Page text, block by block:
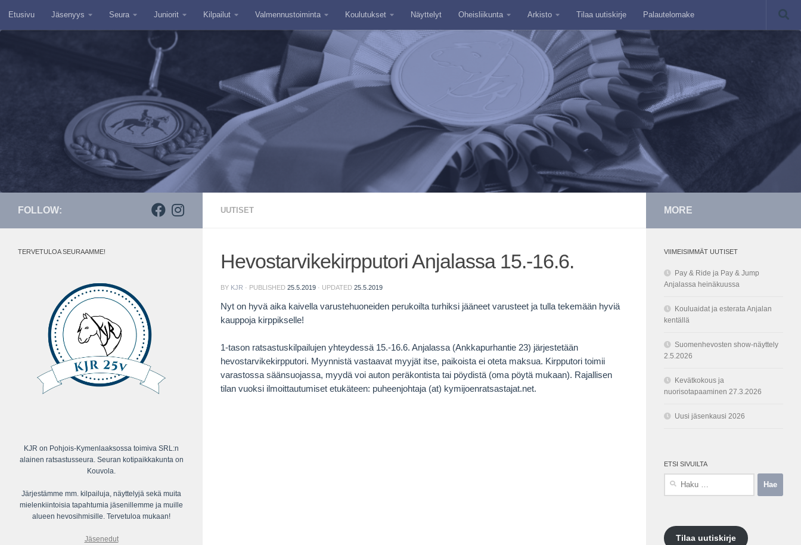
Skip to content
Etusivu Jäsenyys Seura Juniorit Kilpailut Valmennustoiminta Koulutukset Näyttelyt Oheisliikunta Arkisto Tilaa uutiskirje Palautelomake
UUTISET
Hevostarvikekirpputori Anjalassa 15.-16.6.
BY KJR · PUBLISHED 25.5.2019 · UPDATED 25.5.2019
Nyt on hyvä aika kaivella varustehuoneiden perukoilta turhiksi jääneet varusteet ja tulla tekemään hyviä
kauppoja kirppikselle!
1-tason ratsastuskilpailujen yhteydessä 15.-16.6. Anjalassa (Ankkapurhantie 23) järjestetään
hevostarvikekirpputori. Myynnistä vastaavat myyjät itse, paikoista ei oteta maksua. Kirpputori toimii
varastossa säänsuojassa, myydä voi auton peräkontista tai pöydistä (oma pöytä mukaan). Rajallisen
tilan vuoksi ilmoittautumiset etukäteen: puheenjohtaja (at) kymijoenratsastajat.net.
FOLLOW:
TERVETULOA SEURAAMME!
KJR on Pohjois-Kymenlaaksossa toimiva SRL:n
alainen ratsastusseura. Seuran kotipaikkakunta on
Kouvola.
Järjestämme mm. kilpailuja, näyttelyjä sekä muita
mielenkiintoisia tapahtumia jäsenillemme ja muille
alueen hevosihmisille. Tervetuloa mukaan!
Jäsenedut
MORE
VIIMEISIMMÄT UUTISET
Pay & Ride ja Pay & Jump
Anjalassa heinäkuussa
Kouluaidat ja esterata Anjalan
kentällä
Suomenhevosten show-näyttely
2.5.2026
Kevätkokous ja
nuorisotapaaminen 27.3.2026
Uusi jäsenkausi 2026
ETSI SIVUILTA
Tilaa uutiskirje